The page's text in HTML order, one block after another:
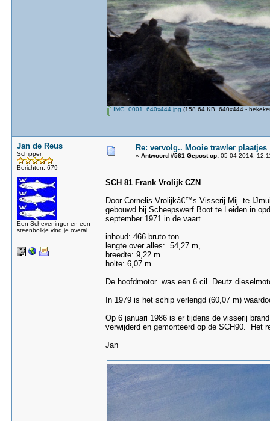
IMG_0001_640x444.jpg (158.64 KB, 640x444 -
Jan de Reus
Schipper
Berichten: 679
Een Scheveninger en een
steenbolkje vind je overal
Re: vervolg.. Mooie trawler plaatjes
« Antwoord #561 Gepost op: 05-04-2014,
SCH 81 Frank Vrolijk CZN
Door Cornelis Vrolijkâ€™s Visserij Mij. te
gebouwd bij Scheepswerf Boot te Leiden in
september 1971 in de vaart
inhoud: 466 bruto ton
lengte over alles: 54,27 m,
breedte: 9,22 m
holte: 6,07 m.
De hoofdmotor was een 6 cil. Deutz
In 1979 is het schip verlengd (60,07 m)
Op 6 januari 1986 is er tijdens de visserij
verwijderd en gemonteerd op de SCH90. Het
Jan